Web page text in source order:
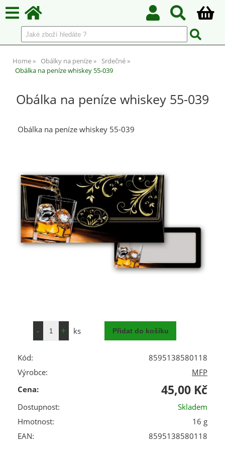
Home Obálky na peníze
Srdečné
Obálka na peníze whiskey 55-039
Obálka na peníze whiskey 55-039
Obálka na peníze whiskey 55-039
ks
Kód:
8595138580118
Výrobce:
MFP
Cena:
45,00 Kč
Dostupnost:
Skladem
Hmotnost:
16 g
EAN:
8595138580118